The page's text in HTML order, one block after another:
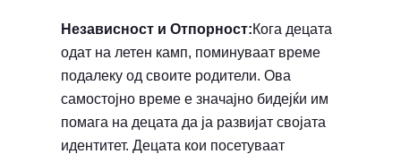
Независност и Отпорност:Кога децата
одат на летен камп, поминуваат време
подалеку од своите родители. Ова
самостојно време е значајно бидејќи им
помага на децата да ја развијат својата
идентитет. Децата кои посетуваат